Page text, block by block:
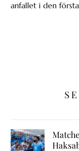
anfallet i den